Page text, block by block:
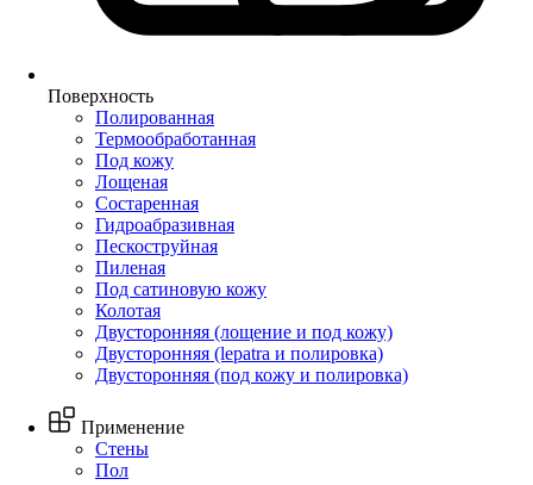
Поверхность
Полированная
Термообработанная
Под кожу
Лощеная
Состаренная
Гидроабразивная
Пескоструйная
Пиленая
Под сатиновую кожу
Колотая
Двусторонняя (лощение и под кожу)
Двусторонняя (lepatra и полировка)
Двусторонняя (под кожу и полировка)
Применение
Стены
Пол